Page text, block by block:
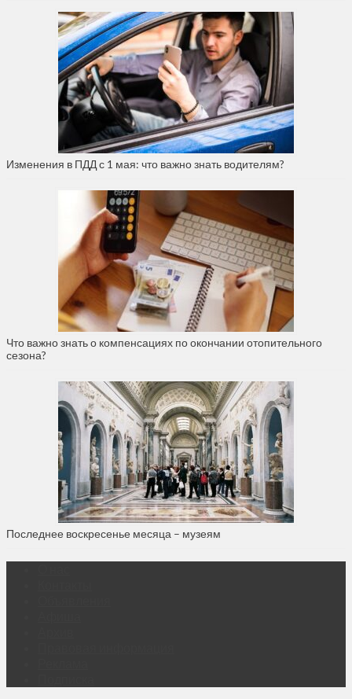
Изменения в ПДД с 1 мая: что важно знать водителям?
Что важно знать о компенсациях по окончании отопительного
сезона?
Последнее воскресенье месяца – музеям